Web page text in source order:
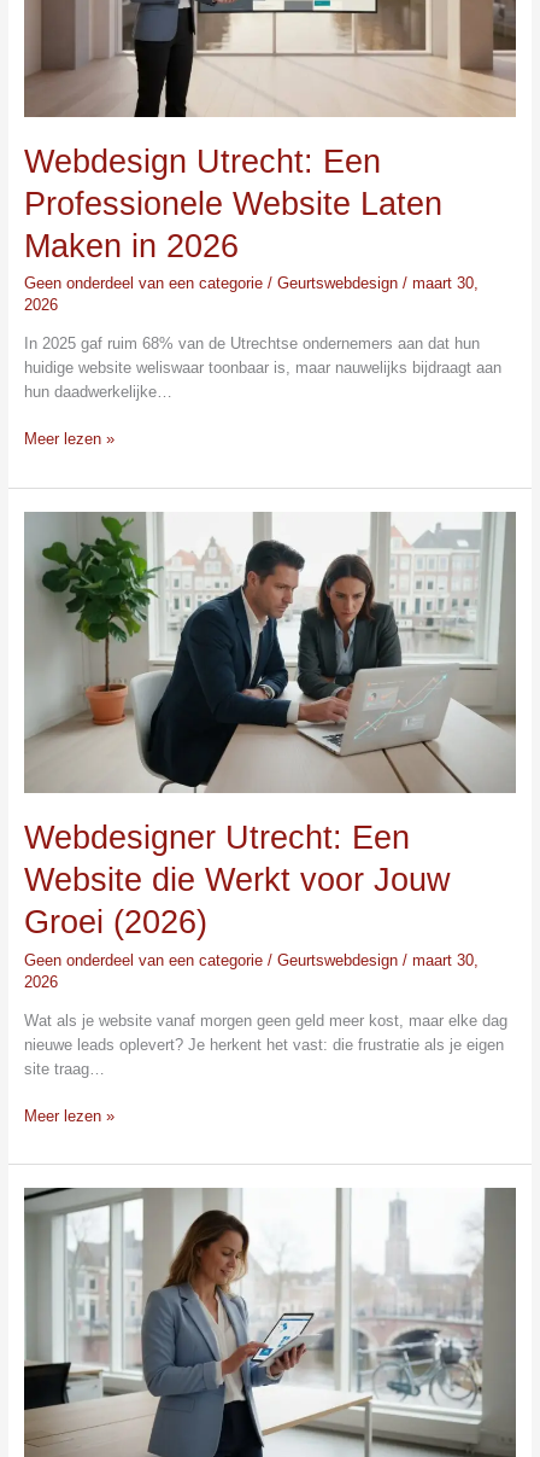
Webdesign Utrecht: Een
Professionele Website Laten
Maken in 2026
Geen onderdeel van een categorie/ Geurtswebdesign / maart 30,
2026
In 2025 gaf ruim 68% van de Utrechtse ondernemers aan dat hun
huidige website weliswaar toonbaar is, maar nauwelijks bijdraagt aan
hun daadwerkelijke…
Meer lezen »
Webdesigner Utrecht: Een
Website die Werkt voor Jouw
Groei (2026)
Geen onderdeel van een categorie/ Geurtswebdesign / maart 30,
2026
Wat als je website vanaf morgen geen geld meer kost, maar elke dag
nieuwe leads oplevert? Je herkent het vast: die frustratie als je eigen
site traag…
Webdesigner
Utrecht:
Een
Website
(2026)
Meer lezen »
Professionele
website
eerlijk
overzicht